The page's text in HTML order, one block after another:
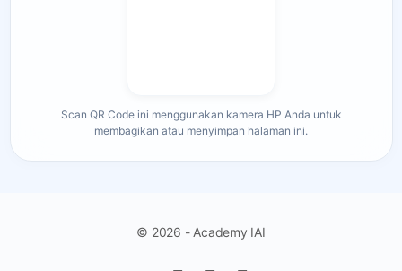
Scan QR Code ini menggunakan kamera HP Anda untuk
membagikan atau menyimpan halaman ini.
© 2026 - Academy IAI